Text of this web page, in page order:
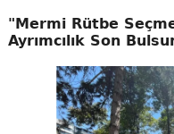
"Mermi Rütbe
Ayrımcılık Son